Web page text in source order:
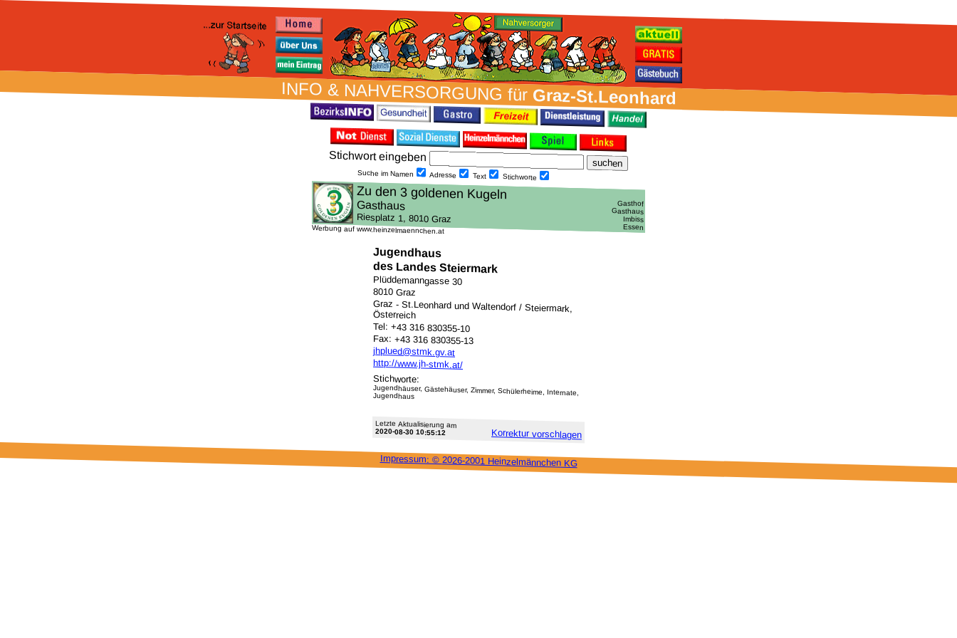
INFO & NAH­VER­SORG­UNG fürGraz-St.Leonhard
Stich­wort ein­geben
Suche im Namen Adresse Text Stich­worte
Werbung auf www.heinzelmaennchen.at
Jugendhaus
des Landes Steiermark
Plüddemanngasse 30
8010 Graz
Graz - St.Leonhard und Waltendorf / Steiermark,
Österreich
Tel: +43 316 830355-10
Fax: +43 316 830355-13
jhplued@stmk.gv.at
http://www.jh-stmk.at/
Stichworte:
Jugendhäuser, Gästehäuser, Zimmer, Schülerheime, Internate,
Jugendhaus
Letzte Aktu­alisie­rung am
2020-08-30 10:55:12 Korrektur vor­schlagen
Impressum: © 2026-2001 Heinzel­männchen KG